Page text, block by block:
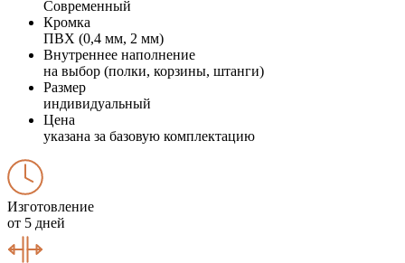
Современный
Кромка
ПВХ (0,4 мм, 2 мм)
Внутреннее наполнение
на выбор (полки, корзины, штанги)
Размер
индивидуальный
Цена
указана за базовую комплектацию
Изготовление
от 5 дней